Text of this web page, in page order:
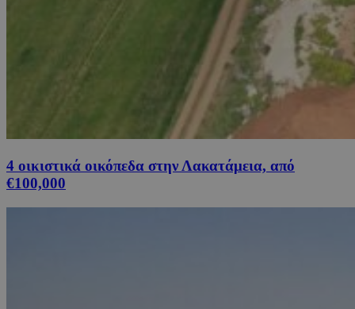
4 οικιστικά οικόπεδα στην Λακατάμεια, από
€100,000